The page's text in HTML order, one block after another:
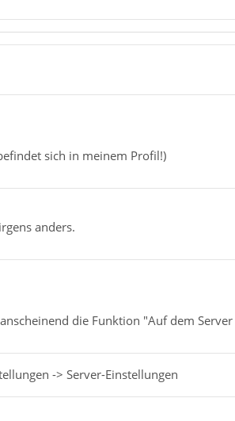
sich in meinem Profil!)
anders.
die Funktion "Auf dem
-> Server-Einstellungen